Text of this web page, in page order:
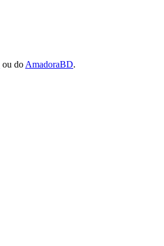
ou do AmadoraBD.